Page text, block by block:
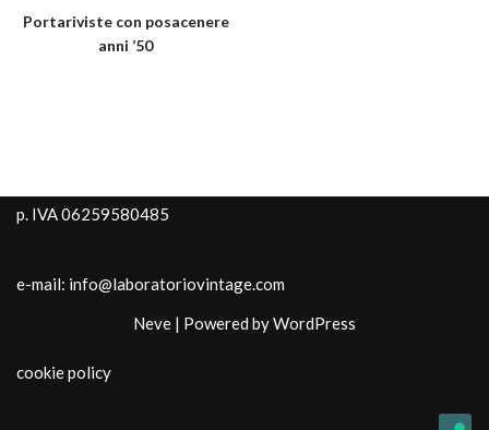
Portariviste con posacenere
anni ’50
p. IVA 06259580485
e-mail: info@laboratoriovintage.com
Neve | Powered byWordPress
cookie policy